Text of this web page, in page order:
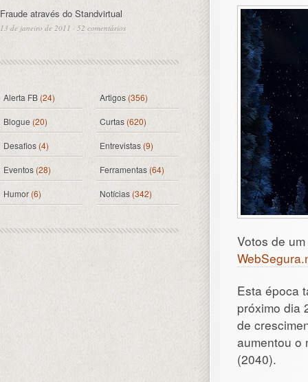
Votos de
Esta época
próximo dia
de
aumentou o
(2040).
Fraude através do Standvirtual
13 de janeiro de 2011 · 52 comentários
Alerta FB (24) Artigos(356)
Blogue (20) Curtas(620)
Desafios(4) Entrevistas (9)
Eventos (28) Ferramentas (64)
Humor (6) Notícias (342)